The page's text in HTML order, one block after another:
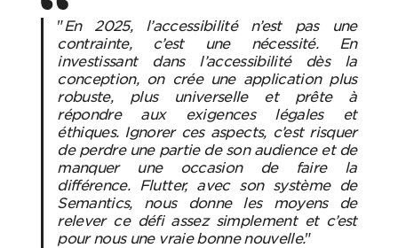
"En 2025, l’accessibilité n’est pas une
contrainte, c’est une nécessité. En
investissant dans l’accessibilité dès la
conception, on crée une application plus
robuste, plus universelle et prête à
répondre aux exigences légales et
éthiques. Ignorer ces aspects, c’est risquer
de perdre une partie de son audience et de
manquer une occasion de faire la
différence. Flutter, avec son système de
Semantics, nous donne les moyens de
relever ce défi assez simplement et c’est
pour nous une vraie bonne nouvelle."